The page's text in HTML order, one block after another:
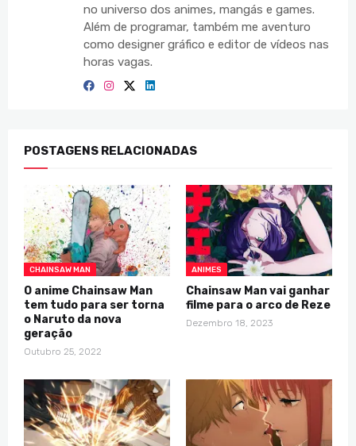
no universo dos animes, mangás e games.
Além de programar, também me aventuro
como designer gráfico e editor de vídeos nas
horas vagas.
POSTAGENS RELACIONADAS
CHAINSAW MAN
O anime Chainsaw Man
tem tudo para ser torna
o Naruto da nova
geração
Outubro 25, 2022
ANIMES
Chainsaw Man vai ganhar
filme para o arco de Reze
Dezembro 18, 2023